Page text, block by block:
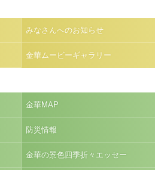
みなさんへのお知らせ
金華ムービーギャラリー
金華MAP
防災情報
金華の景色四季折々エッセー